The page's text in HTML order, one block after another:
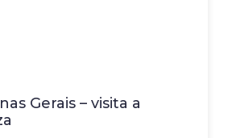
Gerais – visita a